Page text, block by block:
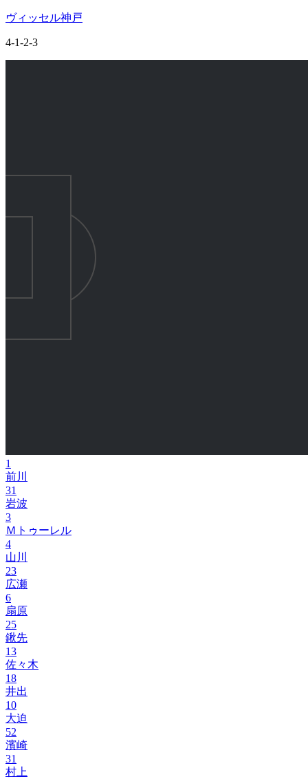
ヴィッセル神戸
4-1-2-3
1
前川
31
岩波
3
Ｍトゥーレル
4
山川
23
広瀬
6
扇原
25
鍬先
13
佐々木
18
井出
10
大迫
52
濱崎
31
村上